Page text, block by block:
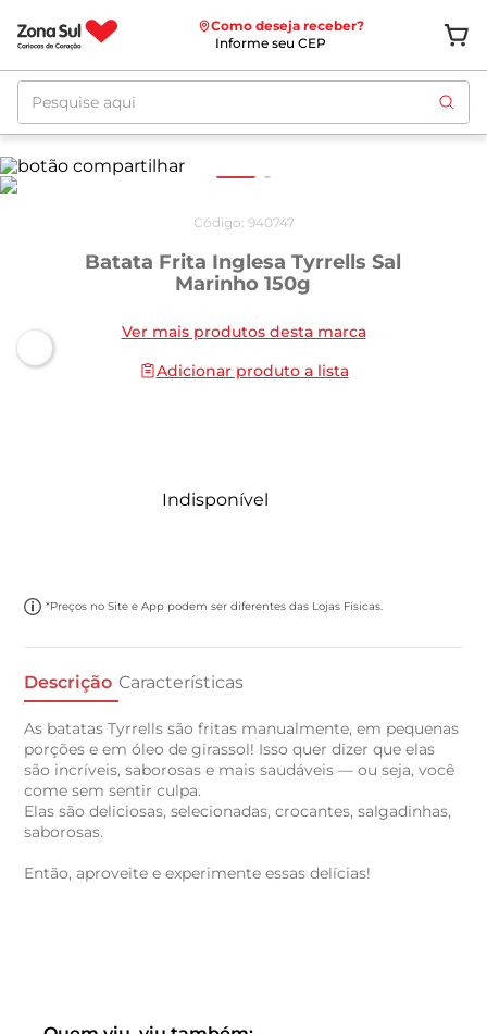
Como deseja receber?
Informe seu CEP
Pesquise aqui
Código: 940747
Batata Frita Inglesa Tyrrells Sal
Marinho 150g
Ver mais produtos desta marca
Adicionar produto a lista
Indisponível
*Preços no Site e App podem ser diferentes das Lojas Físicas.
Descrição Características
As batatas Tyrrells são fritas manualmente, em pequenas
porções e em óleo de girassol! Isso quer dizer que elas
são incríveis, saborosas e mais saudáveis — ou seja, você
come sem sentir culpa.
Elas são deliciosas, selecionadas, crocantes, salgadinhas,
saborosas.
Então, aproveite e experimente essas delícias!